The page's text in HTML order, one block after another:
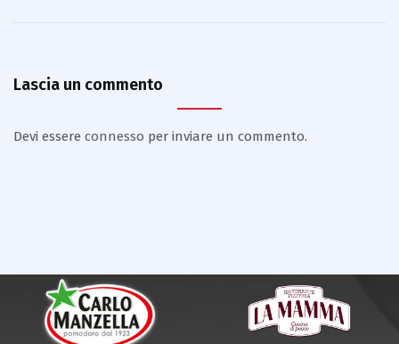
Lascia un commento
Devi essere connesso per inviare un commento.